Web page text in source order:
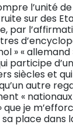
l’unité de
sur des
par
» « allemand
participe
siècles et
autre
« nationaux
je
place dans